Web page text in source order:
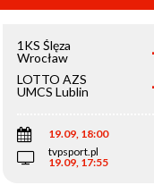
1KS Ślęza
Wrocław
LOTTO AZS
UMCS Lublin
19.09, 18:00
tvpsport.pl
19.09, 17:55